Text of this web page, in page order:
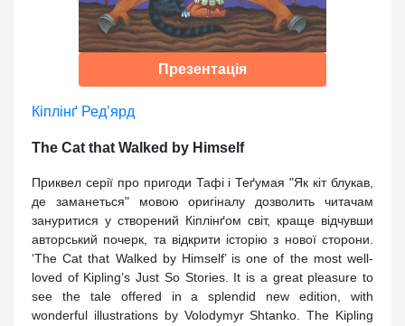
Презентація
Кіплінґ Ред’ярд
The Cat that Walked by Himself
Приквел серії про пригоди Тафі і Теґумая "Як кіт блукав,
де заманеться" мовою оригіналу дозволить читачам
зануритися у створений Кіплінґом світ, краще відчувши
авторський почерк, та відкрити історію з нової сторони.
‘The Cat that Walked by Himself’ is one of the most well-
loved of Kipling’s Just So Stories. It is a great pleasure to
see the tale offered in a splendid new edition, with
wonderful illustrations by Volodymyr Shtanko. The Kipling